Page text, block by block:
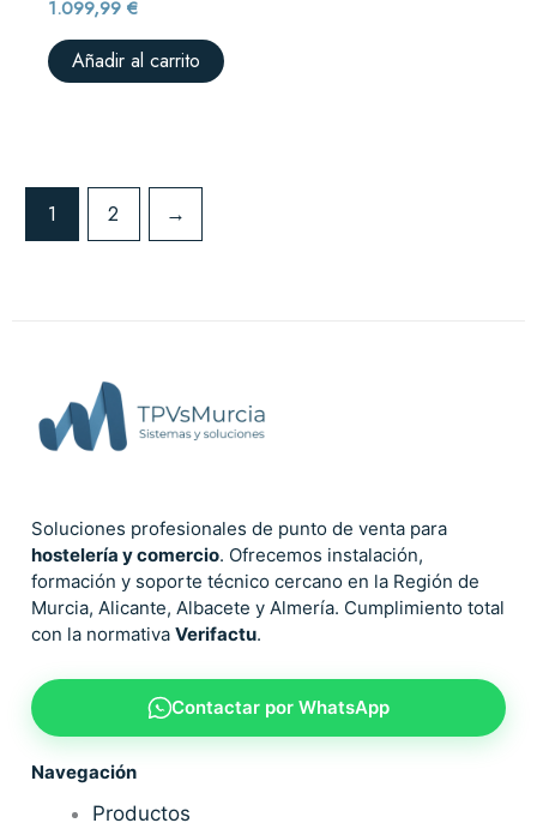
1.099,99€
Añadir al carrito
1 2 →
Soluciones profesionales de punto de venta para
hostelería y comercio. Ofrecemos instalación,
formación y soporte técnico cercano en la Región de
Murcia, Alicante, Albacete y Almería. Cumplimiento total
con la normativa Verifactu.
Contactar por WhatsApp
Navegación
Productos